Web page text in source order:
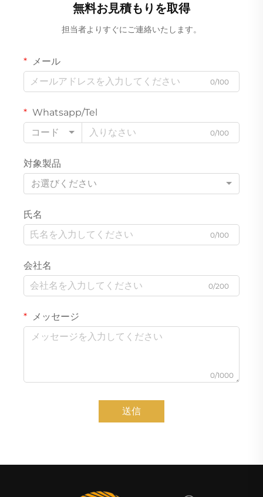
無料お見積もりを取得
担当者よりすぐにご連絡いたします。
メール
0/100
Whatsapp/Tel
コード
0/100
対象製品
お選びください
氏名
0/100
会社名
0/200
メッセージ
0/1000
送信